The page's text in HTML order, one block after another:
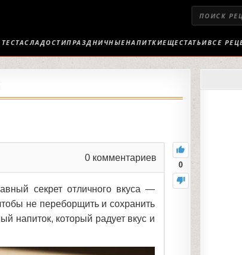
СЛАДОСТИПРАЗДНИЧНЫЕНАПИТКИЕЩЕСТАТЬИВСЕ
0
0комментариев
секрет отличного вкуса —
не переборщить и сохранить
напиток, который радует вкус и